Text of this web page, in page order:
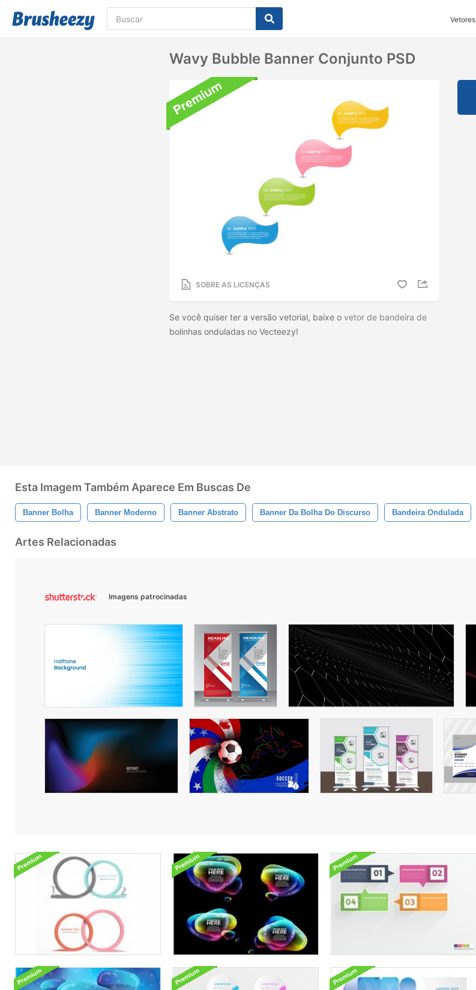
Vetores
Wavy Bubble Banner Conjunto PSD
SOBRE AS LICENÇAS
Se você quiser ter a versão vetorial, baixe o vetor de bandeira de
bolinhas onduladas no Vecteezy!
Esta Imagem Também Aparece Em Buscas De
Banner Bolha Banner Moderno Banner Abstrato Banner Da Bolha Do Discurso Bandeira Ondulada
Artes Relacionadas
Imagens patrocinadas